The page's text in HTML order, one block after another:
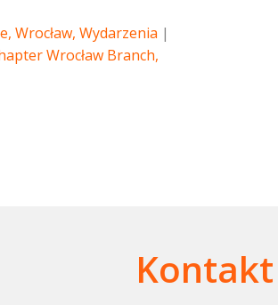
, Wrocław, Wydarzenia
Wrocław Branch,
Kontakt